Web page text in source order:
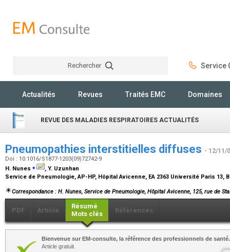
Rechercher Service
Actualités Revues Traités EMC Domaines
REVUE DES MALADIES RESPIRATOIRES ACTUALITÉS
Pneumopathies interstitielles diffuses - 12/11/
Doi : 10.1016/S1877-1203(09)72742-9
H. Nunes ⁎
, Y. Uzunhan
Service de Pneumologie, AP-HP, Hôpital Avicenne, EA 2363 Université Paris 13,
Correspondance : H. Nunes, Service de Pneumologie, Hôpital Avicenne, 125, rue de
PDF Article
Résumé
Mots clés
Références
Bienvenue sur EM-consulte, la référence des professionnels de santé.
Article gratuit.